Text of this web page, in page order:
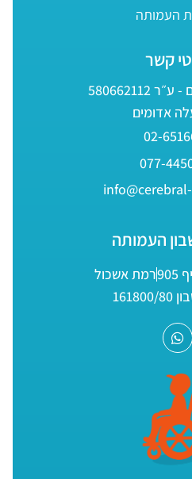
העמותה
קשר
02-
077-
העמותה
רמת אשכול
80